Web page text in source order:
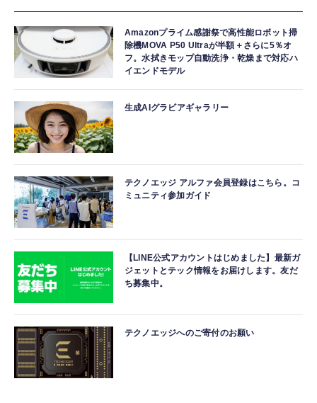
Amazonプライム感謝祭で高性能ロボット掃
除機MOVA P50 Ultraが半額＋さらに5％オ
フ。水拭きモップ自動洗浄・乾燥まで対応ハ
イエンドモデル
生成AIグラビアギャラリー
テクノエッジ アルファ会員登録はこちら。コ
ミュニティ参加ガイド
【LINE公式アカウントはじめました】最新ガ
ジェットとテック情報をお届けします。友だ
ち募集中。
テクノエッジへのご寄付のお願い